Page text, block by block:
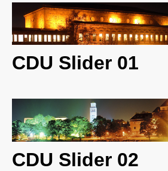
CDU Slider 01
CDU Slider 02